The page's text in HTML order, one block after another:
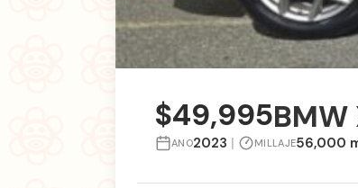
$49,995
ANO2023 | MILLAJE56,000